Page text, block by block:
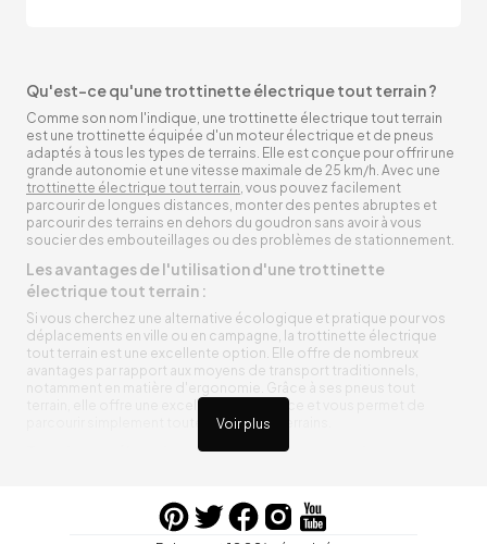
Voir plus
Qu'est-ce qu'une trottinette électrique tout terrain ?
Comme son nom l'indique, une trottinette électrique tout terrain
est une trottinette équipée d'un moteur électrique et de pneus
adaptés à tous les types de terrains. Elle est conçue pour offrir une
grande autonomie et une vitesse maximale de 25 km/h. Avec une
trottinette électrique tout terrain, vous pouvez facilement
parcourir de longues distances, monter des pentes abruptes et
parcourir des terrains en dehors du goudron sans avoir à vous
soucier des embouteillages ou des problèmes de stationnement.
Les avantages de l'utilisation d'une trottinette
électrique tout terrain :
Si vous cherchez une alternative écologique et pratique pour vos
déplacements en ville ou en campagne, la trottinette électrique
tout terrain est une excellente option. Elle offre de nombreux
avantages par rapport aux moyens de transport traditionnels,
notamment en matière d'ergonomie. Grâce à ses pneus tout
terrain, elle offre une excellente adhérence et vous permet de
parcourir simplement toutes sortes de terrains.
Trottinette électrique tout terrain ergonomique
entre vos trajets, vous n’aurez pas à vous soucier de l’état de sa
batterie. De plus, elle est équipée de pneus résistants qui peuvent